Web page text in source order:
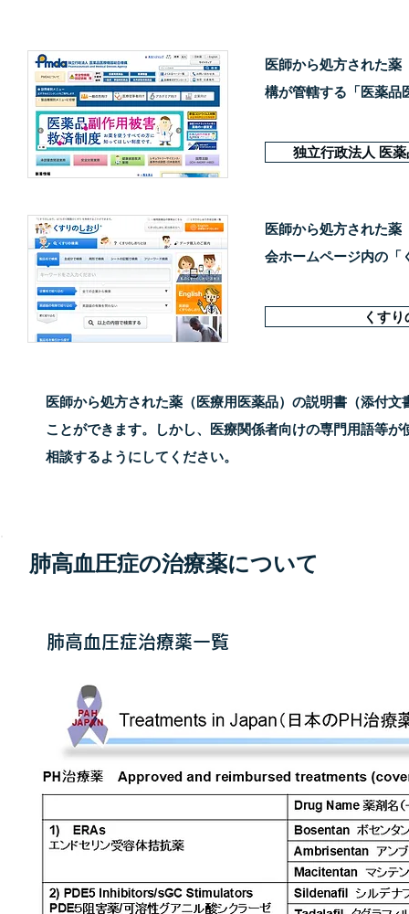
医師から処方された薬
構が管轄する「医薬品
独立行政法人 医
医師から処方された薬
会ホームページ内の「
くす
医師から処方された薬（医療用医薬品）の説明書（添付
ことができます。しかし、医療関係者向けの専門用語等
相談するようにしてください。
肺高血圧症の治療薬について
肺高血圧症治療薬一覧